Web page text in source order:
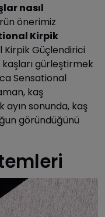
nasıl
önerimiz
Kirpik
Kirpik Güçlendirici
gürleştirmek
Sensational
kaş
sonunda, kaş
göründüğünü